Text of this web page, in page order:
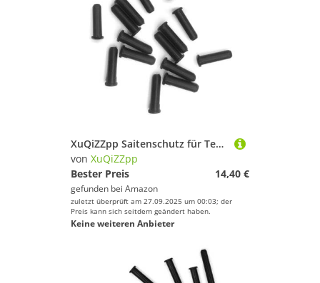
XuQiZZpp Saitenschutz für Tennisschläger
von XuQiZZpp
Bester Preis
14,40 €
gefunden bei Amazon
zuletzt überprüft am 27.09.2025 um 00:03; der
Preis kann sich seitdem geändert haben.
Keine weiteren Anbieter